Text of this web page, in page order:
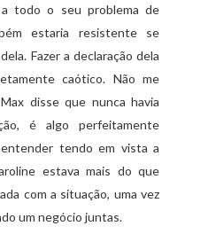
todo o seu problema de
estaria resistente se
Fazer a declaração dela
caótico. Não me
disse que nunca havia
é algo perfeitamente
tendo em vista a
estava mais do que
com a situação, uma vez
um negócio juntas.